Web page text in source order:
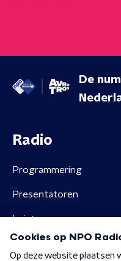
De
Radio
Programmering
Presentatoren
Luisteren